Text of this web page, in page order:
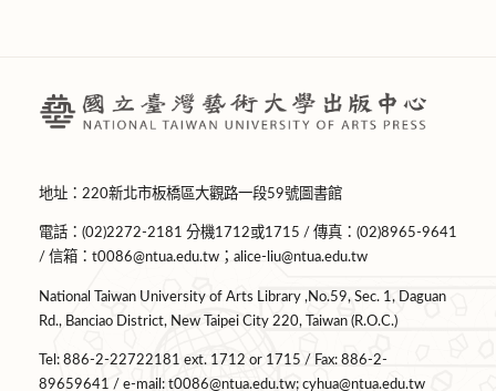
地址：220新北市板橋區大觀路一段59號圖書館
電話：(02)2272-2181 分機1712或1715 / 傳真：(02)8965-9641
/ 信箱： t0086@ntua.edu.tw ； alice-liu@ntua.edu.tw
National Taiwan University of Arts Library ,No.59, Sec. 1, Daguan
Rd., Banciao District, New Taipei City 220, Taiwan (R.O.C.)
Tel: 886-2-22722181 ext. 1712 or 1715 / Fax: 886-2-
89659641 / e-mail: t0086@ntua.edu.tw; cyhua@ntua.edu.tw